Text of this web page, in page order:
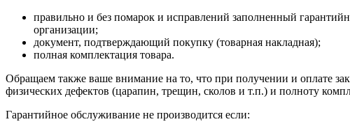
правильно и без помарок и исправлений заполненный
организации;
документ, подтверждающий покупку (товарная накладная);
полная комплектация товара.
Обращаем также ваше внимание на то, что при получении и оплате
физических дефектов (царапин, трещин, сколов и т.п.) и полноту
Гарантийное обслуживание не производится если: